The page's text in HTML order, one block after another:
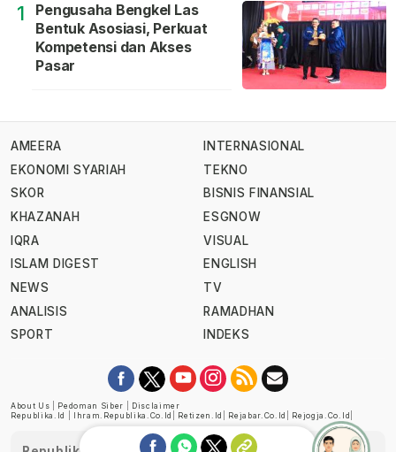
1
Pengusaha Bengkel Las
Bentuk Asosiasi, Perkuat
Kompetensi dan Akses
Pasar
AMEERA
EKONOMI SYARIAH
SKOR
KHAZANAH
IQRA
ISLAM DIGEST
NEWS
ANALISIS
SPORT
INTERNASIONAL
TEKNO
BISNIS FINANSIAL
ESGNOW
VISUAL
ENGLISH
TV
RAMADHAN
INDEKS
About Us Pedoman Siber
Disclaimer
Republika.id
Ihram.republika.co.id Retizen.id Rejabar.co.id Rejogja.co.id